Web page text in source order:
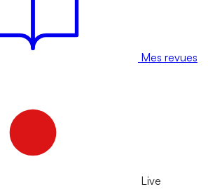
Mes revues
Live